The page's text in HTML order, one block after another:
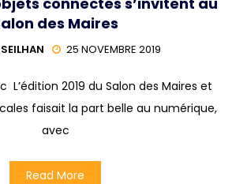
des Maires
25 NOVEMBRE 2019
L’édition 2019 du Salon des Maires et
faisait la part belle au numérique,
avec
Read More